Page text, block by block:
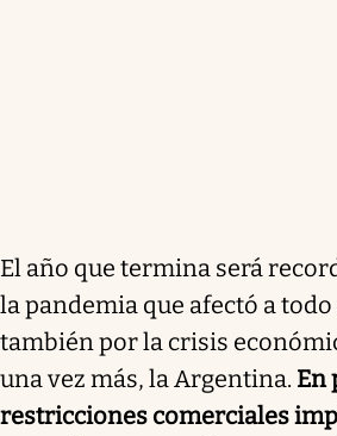
El año que termina será
la pandemia que afectó a
también por la crisis
una vez más, la Argentina. En
restricciones comerciales